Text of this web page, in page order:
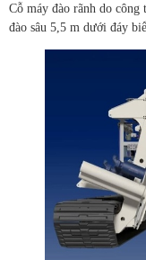
Cỗ máy đào rãnh do
đào sâu 5,5 m dưới đáy